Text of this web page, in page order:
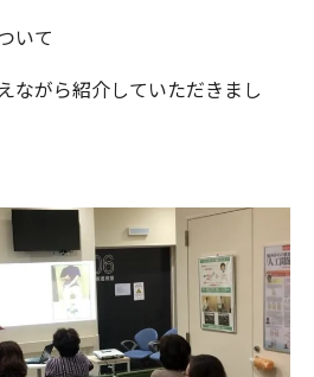
いて
ながら紹介していただきまし